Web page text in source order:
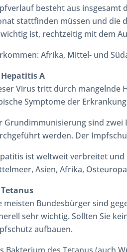
besteht aus insgesamt
stattfinden müssen und die
ist, rechtzeitig mit dem
Afrika, Mittel- und
Hepatitis A
Virus tritt durch mangelnde
Symptome der
Grundimmunisierung sind zwei
werden. Der
ist weltweit verbreitet
Asien, Afrika,
Tetanus
meisten Bundesbürger sind
sehr wichtig. Sollten Sie
aufbauen.